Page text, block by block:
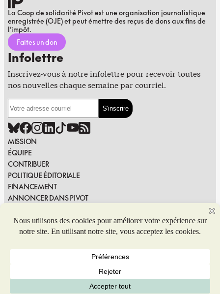
La Coop de solidarité Pivot est une organisation journalistique
enregistrée (OJE) et peut émettre des reçus de dons aux fins de
l’impôt.
Faites un don
Infolettre
Inscrivez-vous à notre infolettre pour recevoir toutes
nos nouvelles chaque semaine par courriel.
MISSION
ÉQUIPE
CONTRIBUER
POLITIQUE ÉDITORIALE
FINANCEMENT
ANNONCER DANS PIVOT
SIGNALER UNE ERREUR
NOUS JOINDRE
© 2026 Coop de solidarité Pivot. Tous droits réservés.